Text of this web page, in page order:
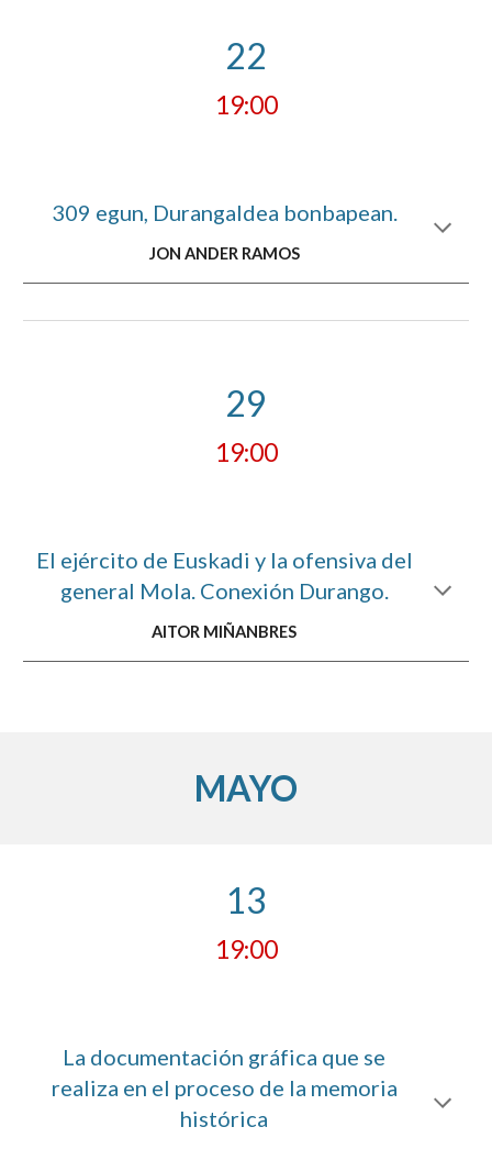
22
19:00
309 egun, Durangaldea bonbapean.
JON ANDER RAMOS
29
19:00
El ejército de Euskadi y la ofensiva del
general Mola. Conexión Durango.
AITOR MIÑANBRES
MAYO
13
19:00
La documentación gráfica que se
realiza en el proceso de la memoria
histórica